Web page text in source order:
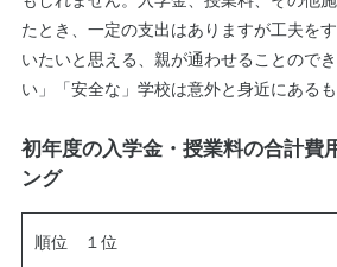
たとき、一定の支出はありますが工夫を
いたいと思える、親が通わせることので
い」「安全な」学校は意外と身近にあるも
初年度の入学金・授業料の合計費
ング
順位 １位